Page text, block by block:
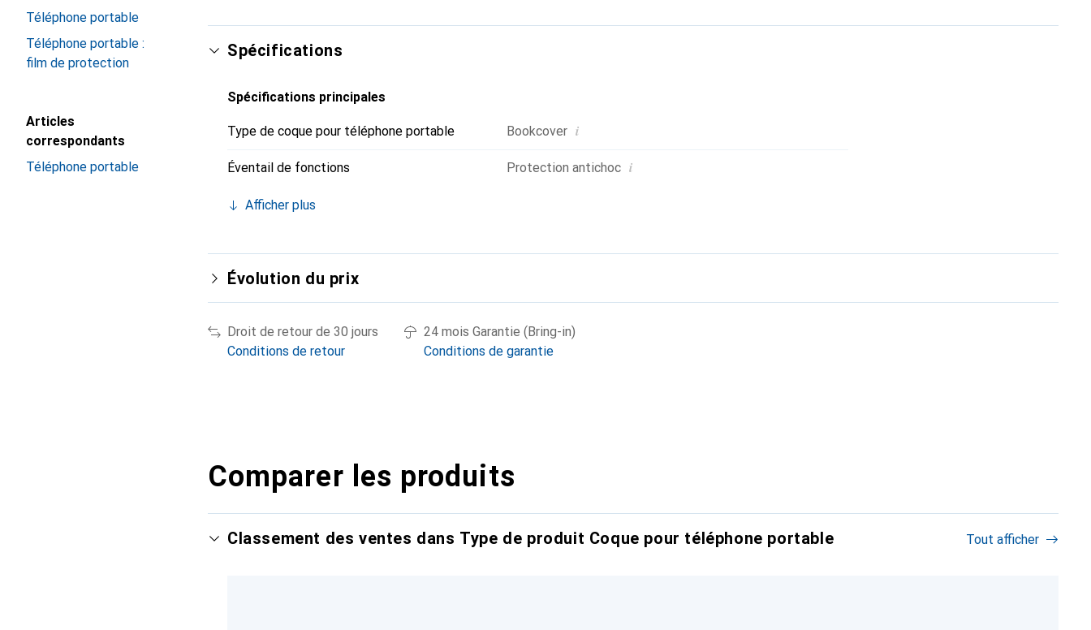
Téléphone portable
Téléphone portable :
film de protection
Articles
correspondants
Téléphone portable
Spécifications
Spécifications principales
Type de coque pour téléphone portable Bookcover i
Éventail de fonctions Protection antichoc i
Afficher plus
Évolution du prix
Droit de retour de 30 jours
Conditions de retour
24 mois Garantie (Bring-in)
Conditions de garantie
Comparer les produits
Classement des ventes dans Type de produit Coque pour téléphone portable Tout afficher